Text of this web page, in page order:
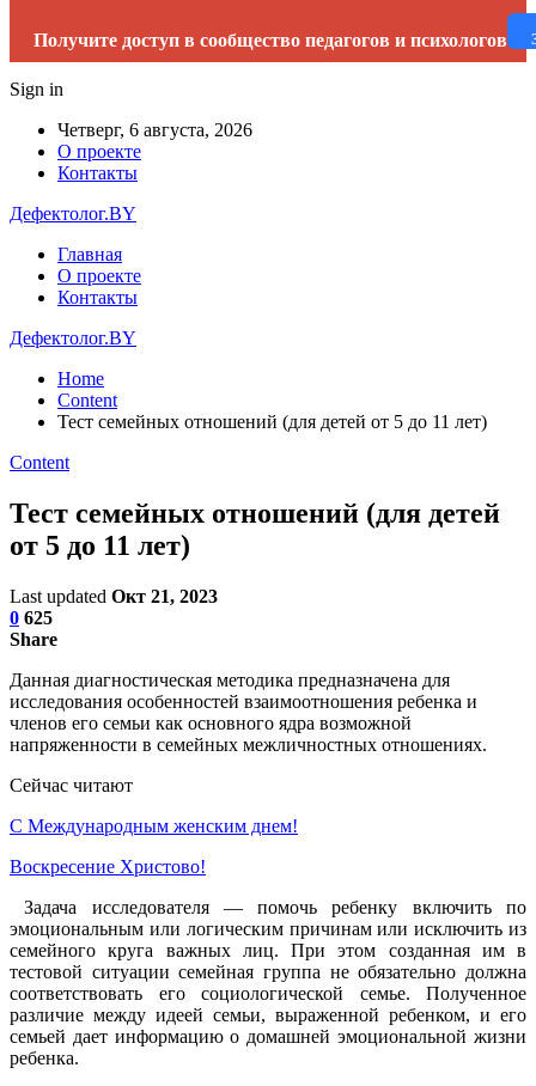
Получите доступ в сообщество педагогов и психологов
Sign in
Четверг, 6 августа, 2026
О проекте
Контакты
Дефектолог.BY
Главная
О проекте
Контакты
Дефектолог.BY
Home
Content
Тест семейных отношений (для детей от 5 до 11 лет)
Content
Тест семейных отношений (для детей
от 5 до 11 лет)
Last updated Окт 21, 2023
0 625
Share
Данная диагностическая методика предназначена для
исследования особенностей взаимоотношения ребенка и
членов его семьи как основного ядра возможной
напряженности в семейных межличностных отношениях.
Сейчас читают
С Международным женским днем!
Воскресение Xристово!
Задача исследователя — помочь ребенку включить по
эмоциональным или логическим причинам или исключить из
семейного круга важных лиц. При этом созданная им в
тестовой ситуации семейная группа не обязательно должна
соответствовать его социологической семье. Полученное
различие между идеей семьи, выраженной ребенком, и его
семьей дает информацию о домашней эмоциональной жизни
ребенка.